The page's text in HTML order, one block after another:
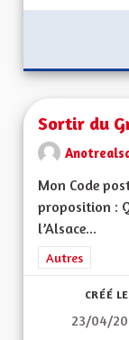
Sortir du
Mon Code
proposition :
l’Alsace...
Filtrer les
Autres
CRÉÉ LE
23/04/